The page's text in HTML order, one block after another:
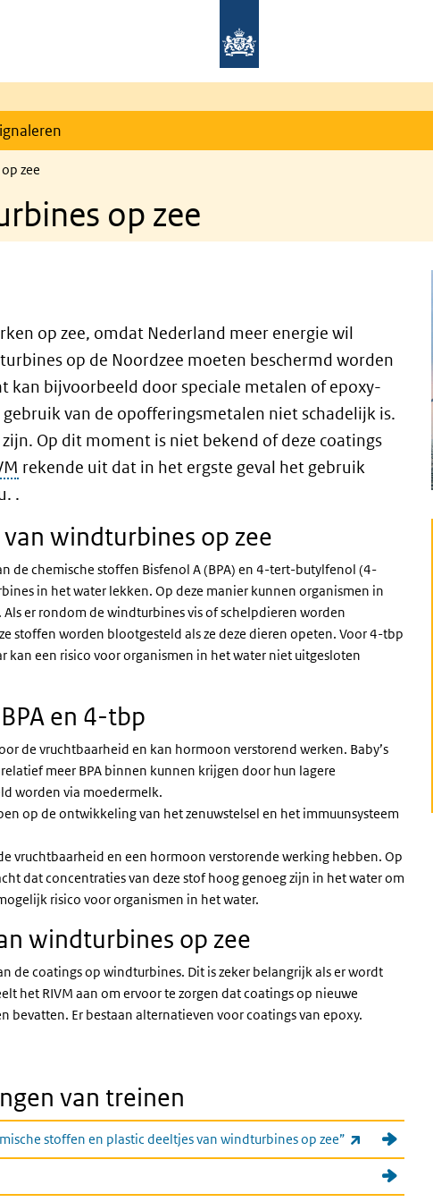
zee
op zee
op zee, omdat Nederland meer energie wil
op de Noordzee moeten beschermd worden
kan bijvoorbeeld door speciale metalen of epoxy-
van de opofferingsmetalen niet schadelijk is.
Op dit moment is niet bekend of deze coatings
rekende uit dat in het ergste geval het gebruik
.
windturbines op zee
de chemische stoffen Bisfenol A (BPA) en 4-tert-butylfenol (4-
in het water lekken. Op deze manier kunnen organismen in
er rondom de windturbines vis of schelpdieren worden
stoffen worden blootgesteld als ze deze dieren opeten. Voor 4-tbp
kan een risico voor organismen in het water niet uitgesloten
en 4-tbp
de vruchtbaarheid en kan hormoon verstorend werken. Baby’s
meer BPA binnen kunnen krijgen door hun lagere
worden via moedermelk.
op de ontwikkeling van het zenuwstelsel en het immuunsysteem
vruchtbaarheid en een hormoon verstorende werking hebben. Op
dat concentraties van deze stof hoog genoeg zijn in het water om
risico voor organismen in het water.
windturbines op zee
de coatings op windturbines. Dit is zeker belangrijk als er wordt
het RIVM aan om ervoor te zorgen dat coatings op nieuwe
Er bestaan alternatieven voor coatings van epoxy.
van treinen
stoffen en plastic deeltjes van windturbines op zee” (externe link)